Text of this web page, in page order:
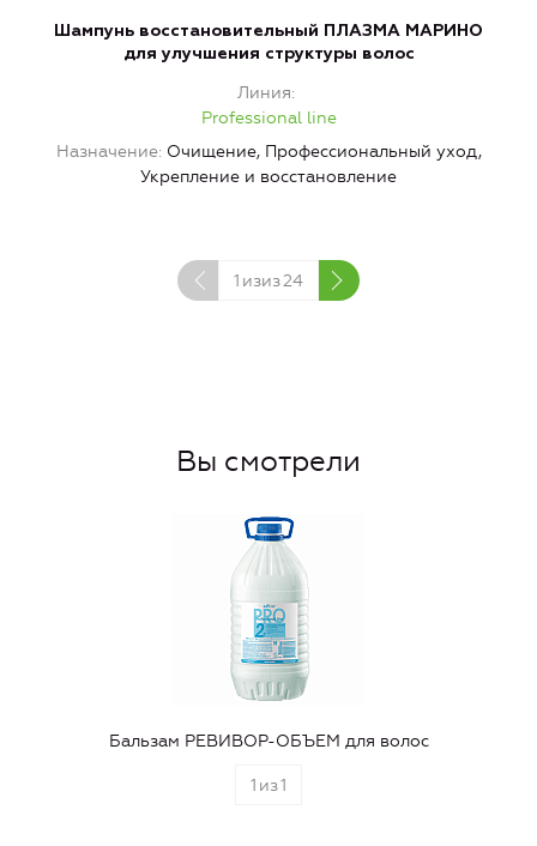
Шампунь восстановительный ПЛАЗМА МАРИНО
для улучшения структуры волос
Линия
Professional line
Назначение Очищение, Профессиональный уход,
Укрепление и восстановление
1 изиз24
Вы смотрели
Бальзам РЕВИВОР-ОБЪЕМ для волос
1 из1